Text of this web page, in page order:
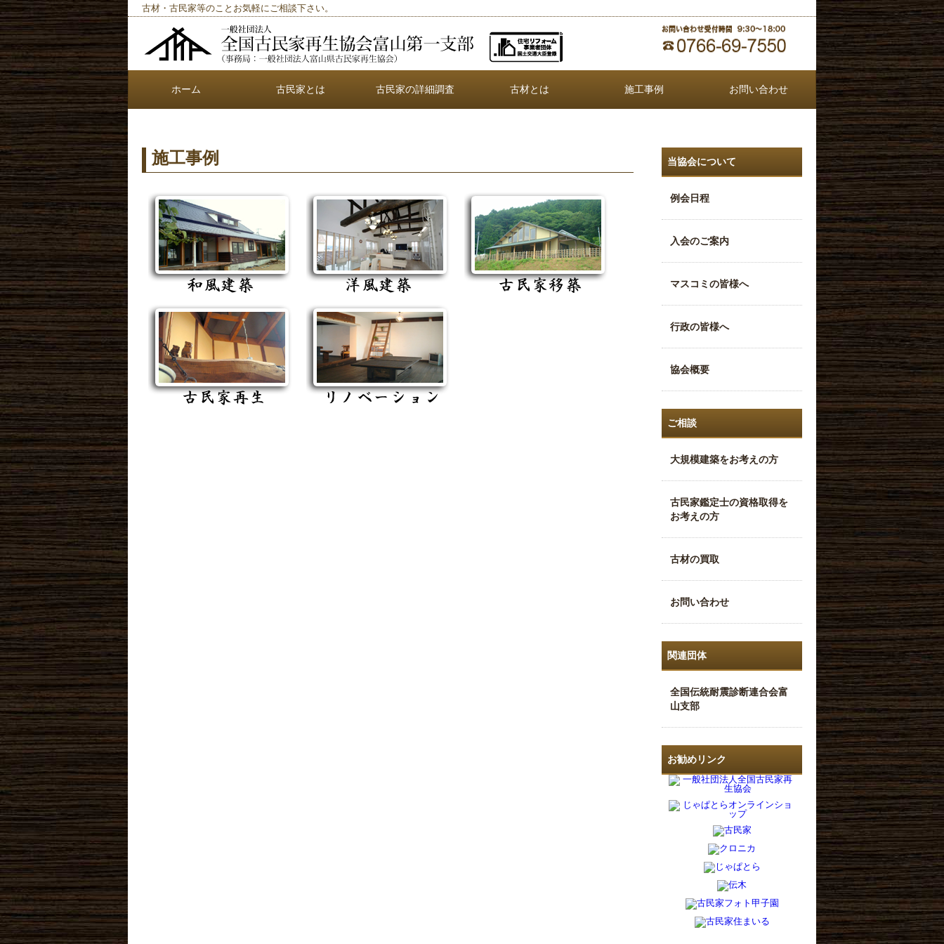
古材・古民家等のことお気軽にご相談下さい。
ホーム 古民家とは 古民家の詳細調査 古材とは 施工事例 お問い合わせ
施工事例 当協会について
例会日程
入会のご案内
マスコミの皆様へ
行政の皆様へ
協会概要
ご相談
大規模建築をお考えの方
古民家鑑定士の資格取得を
お考えの方
古材の買取
お問い合わせ
関連団体
全国伝統耐震診断連合会富
山支部
お勧めリンク